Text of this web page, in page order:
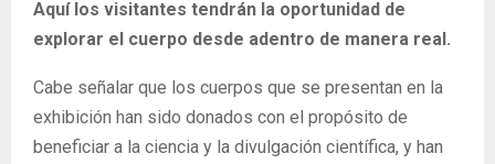
Aquí los visitantes tendrán la oportunidad de
explorar el cuerpo desde adentro de manera real.
Cabe señalar que los cuerpos que se presentan en la
exhibición han sido donados con el propósito de
beneficiar a la ciencia y la divulgación científica, y han